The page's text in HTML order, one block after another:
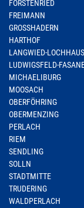
FORSTENRIED
FREIMANN
GROSSHADERN
HARTHOF
LANGWIED-
LUDWIGSFELD-
MICHAELIBURG
MOOSACH
OBERFÖHRING
OBERMENZING
PERLACH
RIEM
SENDLING
SOLLN
STADTMITTE
TRUDERING
WALDPERLACH